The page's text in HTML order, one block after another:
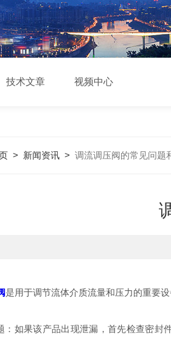
技术文章 视频中心
> 新闻资讯> 调流调压阀的常见问题
是用于调节流体介质流量和压力的重要
果该产品出现泄漏，首先检查密封件